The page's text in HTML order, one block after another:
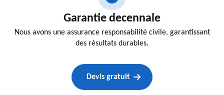
Garantie decennale
Nous avons une assurance responsabilité civile, garantissant
des résultats durables.
Devis gratuit